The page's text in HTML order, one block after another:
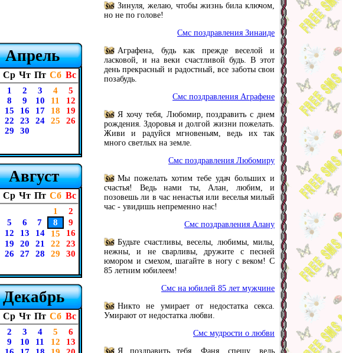
Апрель
Ср Чт Пт Сб Вс
1 2 3 4
5
8 9 10 11
12
15 16 17 18
19
22 23 24 25
26
29 30
Август
Ср Чт Пт Сб Вс
1
2
5 6 7 8
9
12 13 14 15
16
19 20 21 22
23
26 27 28 29
30
Декабрь
Ср Чт Пт Сб Вс
2 3 4 5
6
9 10 11 12
13
Зинуля, желаю, чтобы жизнь била ключом,
но не по голове!
Смс поздравления Зинаиде
Аграфена, будь как прежде веселой и
ласковой, и на веки счастливой будь. В этот
день прекрасный и радостный, все заботы свои
позабудь.
Смс поздравления Аграфене
Я хочу тебя, Любомир, поздравить с днем
рождения. Здоровья и долгой жизни пожелать.
Живи и радуйся мгновеньям, ведь их так
много светлых на земле.
Смс поздравления Любомиру
Мы пожелать хотим тебе удач больших и
счастья! Ведь нами ты, Алан, любим, и
позовешь ли в час ненастья или веселья милый
час - увидишь непременно нас!
Смс поздравления Алану
Будьте счастливы, веселы, любимы, милы,
нежны, и не сварливы, дружите с песней
юмором и смехом, шагайте в ногу с веком! С
85 летним юбилеем!
Смс на юбилей 85 лет мужчине
Никто не умирает от недостатка секса.
Умирают от недостатка любви.
Смс мудрости о любви
Я поздравить тебя, Фаня, спешу, ведь